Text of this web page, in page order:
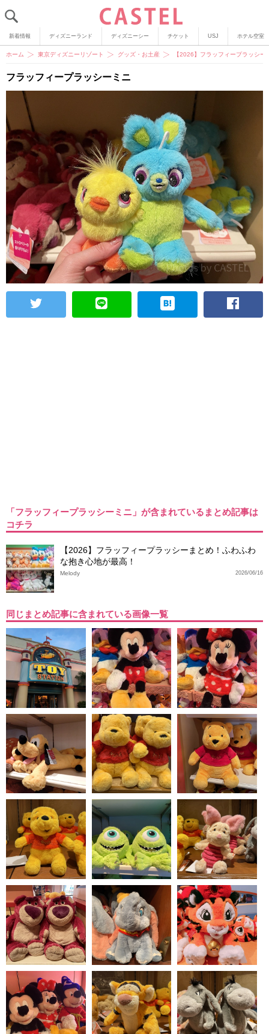
新着情報 ディズニーランド ディズニーシー チケット USJ ホテル空室
ホーム 東京ディズニーリゾート グッズ・お土産 【2026】フラッフィープラッシ
フラッフィープラッシーミニ
「フラッフィープラッシーミニ」が含まれているまとめ記事は
コチラ
【2026】フラッフィープラッシーまとめ！ふわふわ
な抱き心地が最高！
2026/06/16
Melody
同じまとめ記事に含まれている画像一覧